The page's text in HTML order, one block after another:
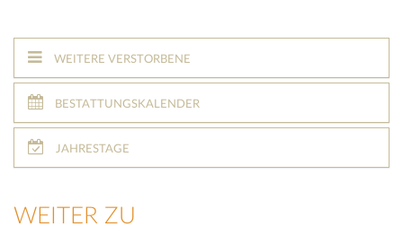
WEITERE VERSTORBENE
BESTATTUNGSKALENDER
JAHRESTAGE
WEITER ZU